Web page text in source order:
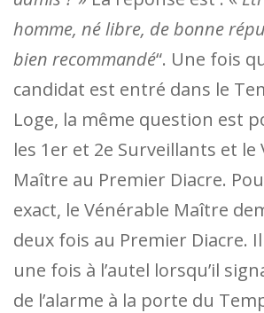
homme, né libre, de bonne
bien recommandé“. Une fois
candidat est entré dans le
Loge, la même question est
les 1er et 2e Surveillants et le
Maître au Premier Diacre.
exact, le Vénérable Maître
deux fois au Premier Diacre.
une fois à l’autel lorsqu’il
de l’alarme à la porte du